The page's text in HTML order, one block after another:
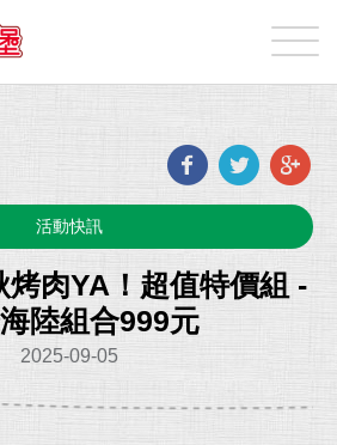
活動快訊
烤肉YA！超值特價組 -
陸組合999元
2025-09-05